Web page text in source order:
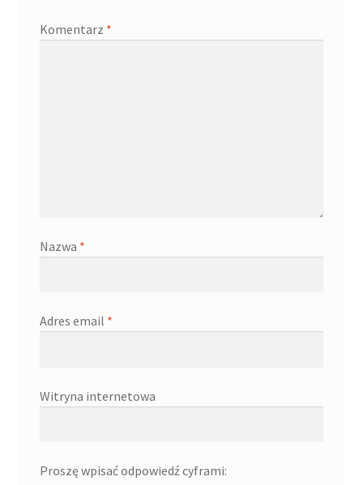
Komentarz *
Nazwa *
Adres email *
Witryna internetowa
Proszę wpisać odpowiedź cyframi: